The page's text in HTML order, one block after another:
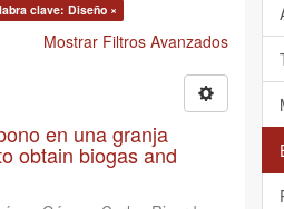
clave: Diseño ×
Mostrar Filtros Avanzados
en una granja
obtain biogas and